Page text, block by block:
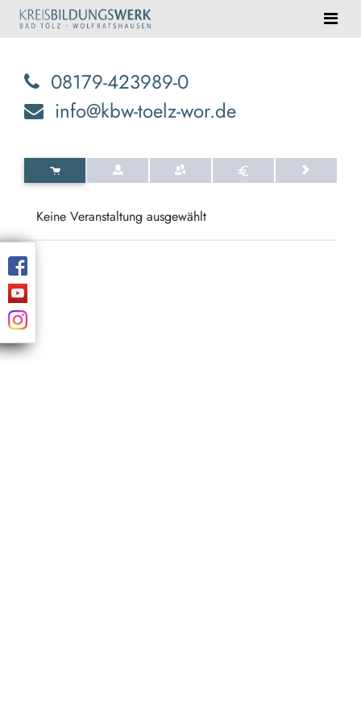
08179-423989-0
info@kbw-toelz-wor.de
Keine Veranstaltung ausgewählt